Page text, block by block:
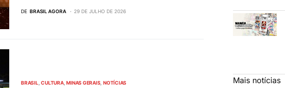
DE BRASIL AGORA 29 DE JULHO DE 2026
BRASIL CULTURA MINAS GERAIS NOTÍCIAS Mais notícias